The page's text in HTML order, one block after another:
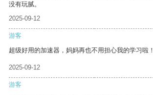
没有玩腻。
2025-09-12
游客
超级好用的加速器，妈妈再也不用担心我的学习啦！
2025-09-12
游客